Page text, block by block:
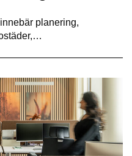
planering,